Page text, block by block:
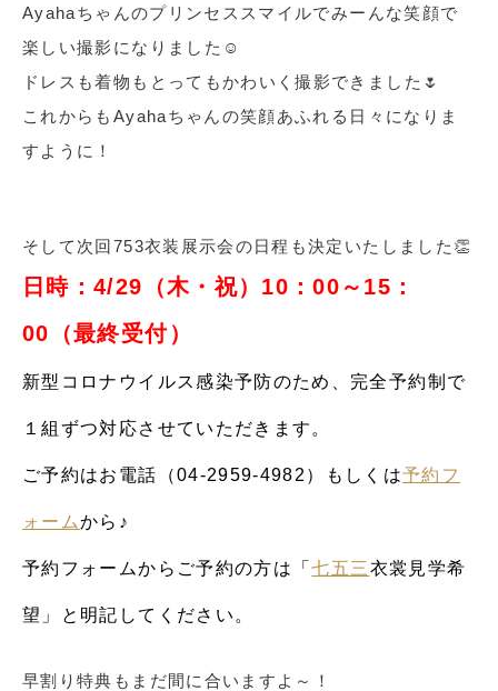
Ayahaちゃんのプリンセススマイルでみーんな笑顔で
楽しい撮影になりました☺
ドレスも着物もとってもかわいく撮影できました🌷
これからもAyahaちゃんの笑顔あふれる日々になりま
すように！
そして次回753衣装展示会の日程も決定いたしました👏
日時：4/29（木・祝）10：00～15：
00（最終受付）
新型コロナウイルス感染予防のため、完全予約制で
１組ずつ対応させていただきます。
ご予約はお電話（04-2959-4982）もしくは予約フ
ォームから♪
予約フォームからご予約の方は「七五三衣裳見学希
望」と明記してください。
早割り特典もまだ間に合いますよ～！